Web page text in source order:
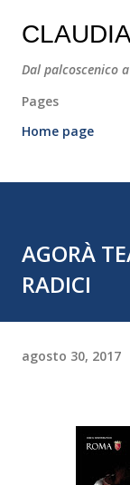
Dal palcoscenico
Pages
Home page
AGORÀ
RADICI
agosto 30, 2017